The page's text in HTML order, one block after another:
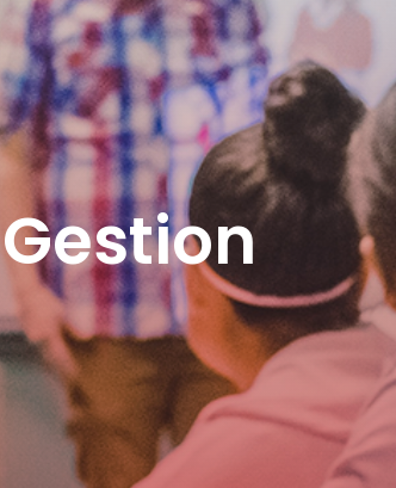
Gestion